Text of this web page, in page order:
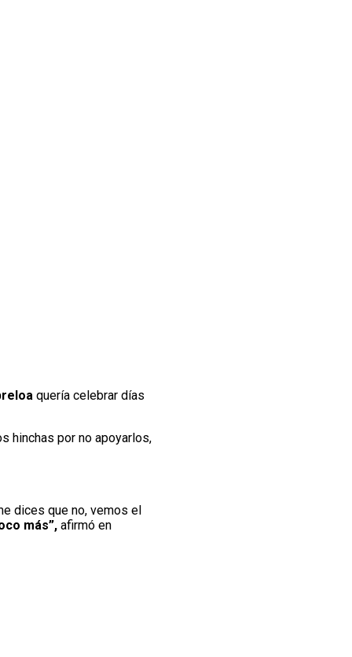
quería celebrar días
hinchas por no apoyarlos,
dices que no, vemos el
más”, afirmó en